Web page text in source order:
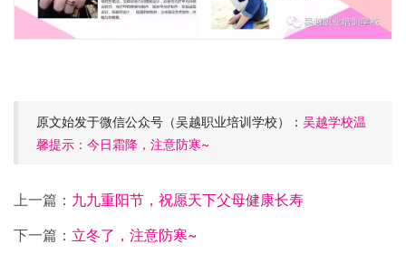
原文始发于微信公众号（吴越职业培训学校）： 吴越学校温
馨提示：今日霜降，注意防寒~
上一篇： 九九重阳节，祝愿天下父母健康长寿
下一篇： 立冬了，注意防寒~